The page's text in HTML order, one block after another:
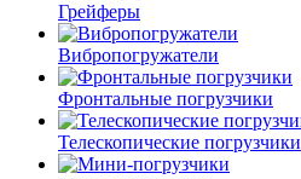
Грейферы
Вибро­погружатели
Фронтальные погрузчики
Телескопические погрузчики